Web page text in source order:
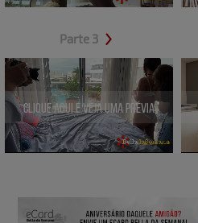
Parte 3
Clique aqui e veja uma prévia